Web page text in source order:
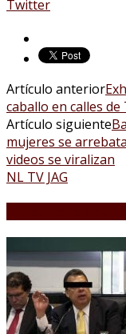
Twitter
Artículo anterior
caballo en calles
Artículo siguiente
mujeres se
videos se viralizan
NL TV JAG